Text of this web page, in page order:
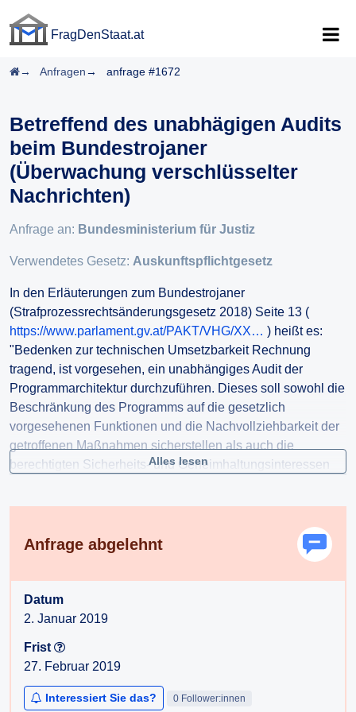
FragDenStaat.at
Startseite
Anfragen anfrage #1672
Betreffend des unabhägigen Audits
beim Bundestrojaner
(Überwachung verschlüsselter
Nachrichten)
Anfrage an: Bundesministerium für Justiz
Verwendetes Gesetz: Auskunftspflichtgesetz
In den Erläuterungen zum Bundestrojaner
(Strafprozessrechtsänderungsgesetz 2018) Seite 13 (
https://www.parlament.gv.at/PAKT/VHG/XX… ) heißt es:
"Bedenken zur technischen Umsetzbarkeit Rechnung
tragend, ist vorgesehen, ein unabhängiges Audit der
Programmarchitektur durchzuführen. Dieses soll sowohl die
Beschränkung des Programms auf die gesetzlich
vorgesehenen Funktionen und die Nachvollziehbarkeit der
getroffenen Maßnahmen sicherstellen als auch die
berechtigten Sicherheits- und Geheimhaltungsinteressen
1) Wurde schon entschieden, von wem dieses unabhängige
Audit durchgeführt wird? Wenn nein, wann wird dies
entschieden?
2) Durch welches Verfahren wurde bzw. wird der Auftrag,
das unabhängige Audit durchzuführen, vergeben?
3) Wer wird dieses unabhängige Audit durchführen?
veröffentlicht?
Alles lesen
Anfrage abgelehnt
Datum
2. Januar 2019
Frist
27. Februar 2019
Interessiert Sie das? 0 Follower:innen